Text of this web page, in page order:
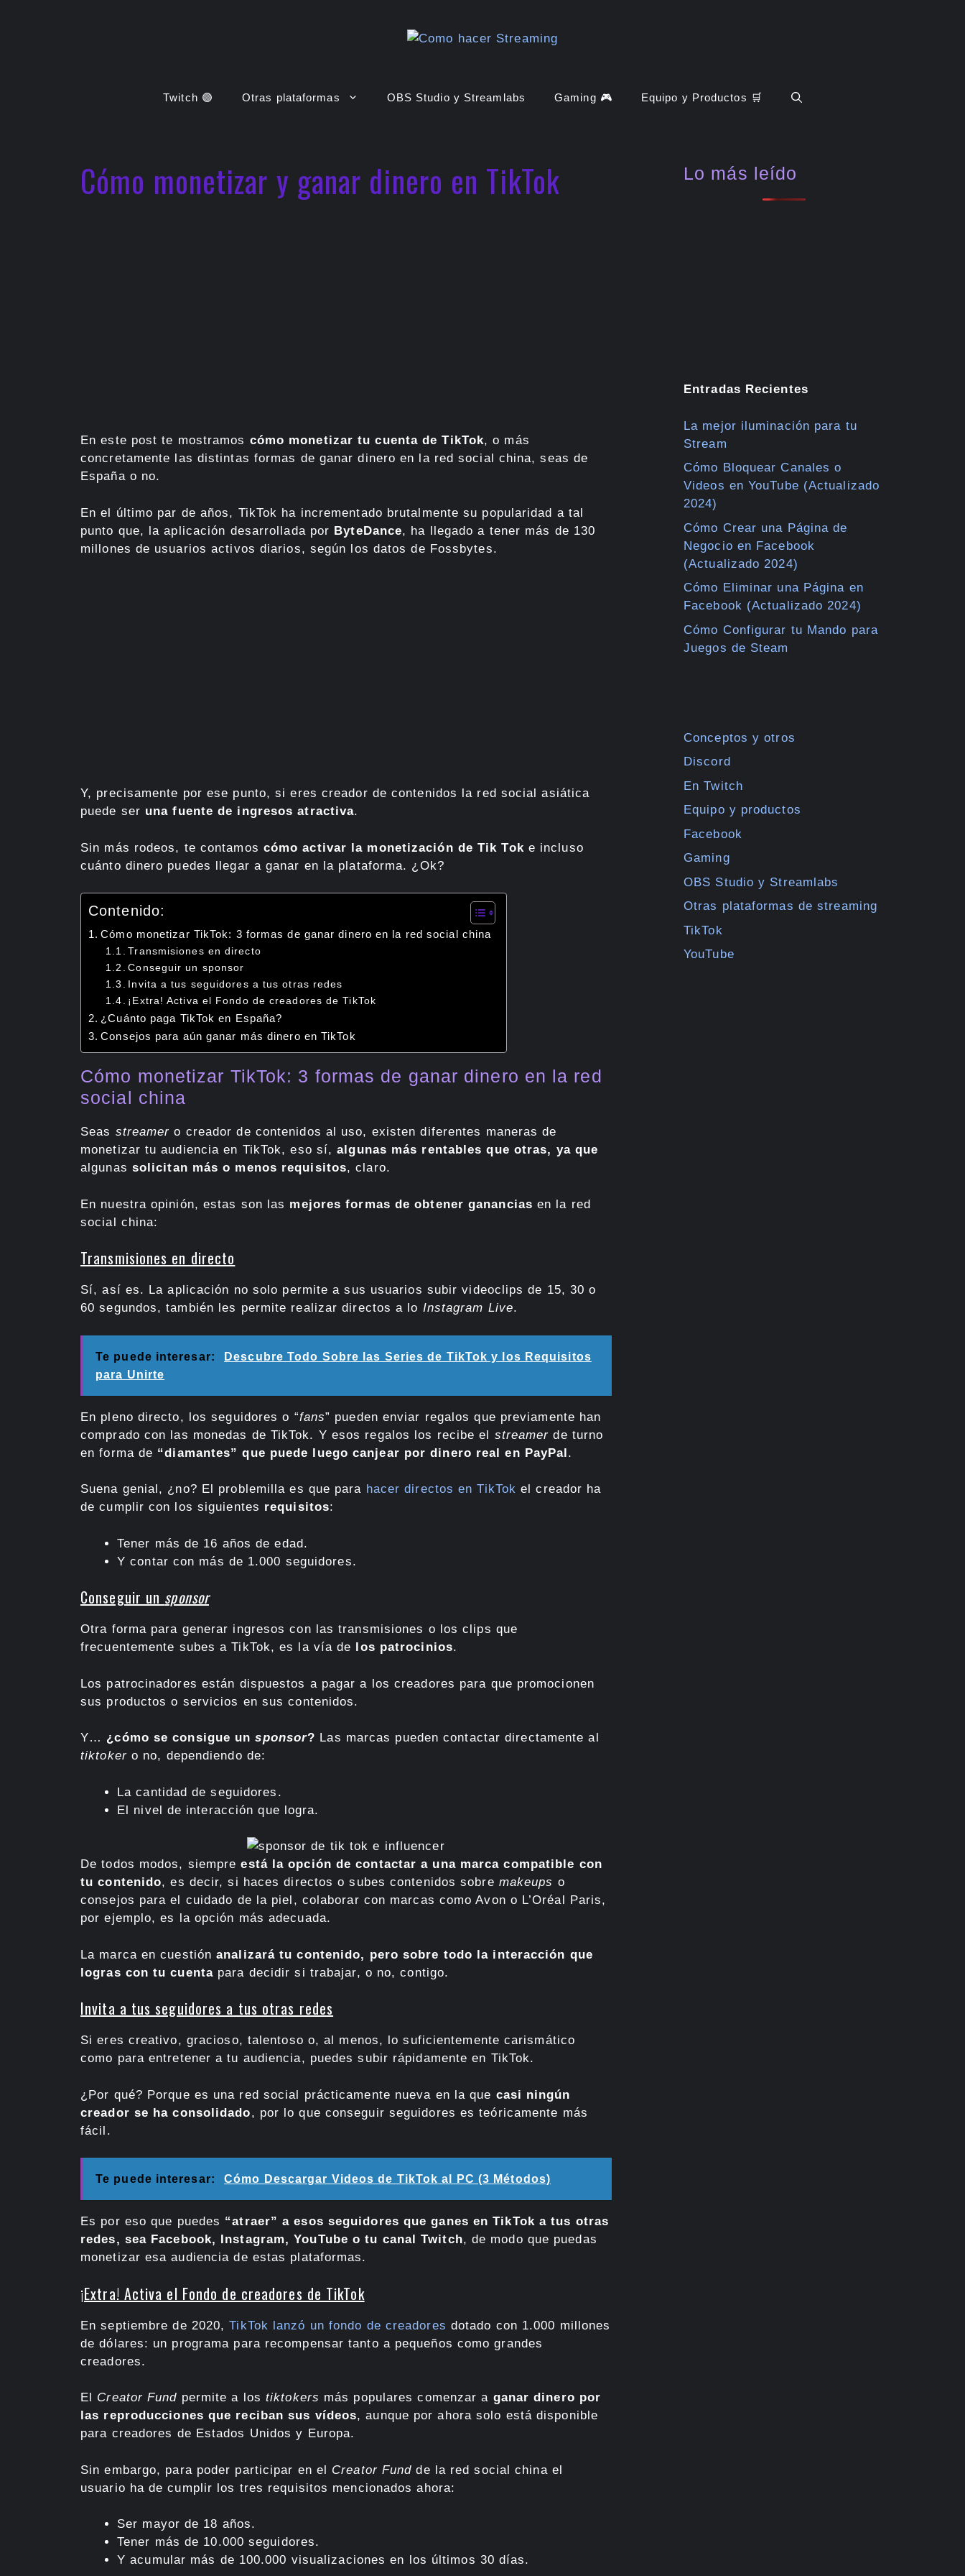
Twitch 🟣 Otras plataformas OBS Studio y Streamlabs Gaming 🎮 Equipo y Productos 🛒
Cómo monetizar y ganar dinero en TikTok
En este post te mostramos cómo monetizar tu cuenta de TikTok, o más
concretamente las distintas formas de ganar dinero en la red social china, seas de
España o no.
En el último par de años, TikTok ha incrementado brutalmente su popularidad a tal
punto que, la aplicación desarrollada por ByteDance, ha llegado a tener más de 130
millones de usuarios activos diarios, según los datos de Fossbytes.
Y, precisamente por ese punto, si eres creador de contenidos la red social asiática
puede ser una fuente de ingresos atractiva.
Sin más rodeos, te contamos cómo activar la monetización de Tik Tok e incluso
cuánto dinero puedes llegar a ganar en la plataforma. ¿Ok?
Contenido:
Cómo monetizar TikTok: 3 formas de ganar dinero en la red social china
Transmisiones en directo
Conseguir un sponsor
Invita a tus seguidores a tus otras redes
¡Extra! Activa el Fondo de creadores de TikTok
¿Cuánto paga TikTok en España?
Consejos para aún ganar más dinero en TikTok
Cómo monetizar TikTok: 3 formas de ganar dinero en la red
social china
Seas streamer o creador de contenidos al uso, existen diferentes maneras de
monetizar tu audiencia en TikTok, eso sí,algunas más rentables que otras, ya que
algunas solicitan más o menos requisitos, claro.
En nuestra opinión, estas son las mejores formas de obtener ganancias en la red
social china:
Transmisiones en directo
Sí, así es. La aplicación no solo permite a sus usuarios subir videoclips de 15, 30 o
60 segundos, también les permite realizar directos a lo Instagram Live.
Te puede interesar:
Descubre Todo Sobre las Series de TikTok y los Requisitos
para Unirte
En pleno directo, los seguidores o “fans” pueden enviar regalos que previamente han
comprado con las monedas de TikTok. Y esos regalos los recibe el streamer de turno
en forma de “diamantes” que puede luego canjear por dinero real en PayPal.
Suena genial, ¿no? El problemilla es que para hacer directos en TikTok el creador ha
de cumplir con los siguientes requisitos:
Tener más de 16 años de edad.
Y contar con más de 1.000 seguidores.
Conseguir un sponsor
Otra forma para generar ingresos con las transmisiones o los clips que
frecuentemente subes a TikTok, es la vía de los patrocinios.
Los patrocinadores están dispuestos a pagar a los creadores para que promocionen
sus productos o servicios en sus contenidos.
Y… ¿cómo se consigue unsponsor? Las marcas pueden contactar directamente al
tiktokero no, dependiendo de:
La cantidad de seguidores.
El nivel de interacción que logra.
De todos modos, siempreestá la opción de contactar a una marca compatible con
tu contenido, es decir, si haces directos o subes contenidos sobre makeups o
consejos para el cuidado de la piel, colaborar con marcas como Avon o L’Oréal Paris,
por ejemplo, es la opción más adecuada.
La marca en cuestiónanalizará tu contenido, pero sobre todo la interacción que
logras con tu cuenta para decidir si trabajar, o no, contigo.
Invita a tus seguidores a tus otras redes
Si eres creativo, gracioso, talentoso o, al menos, lo suficientemente carismático
como para entretener a tu audiencia, puedes subir rápidamente en TikTok.
¿Por qué? Porque es una red social prácticamente nueva en la que casi ningún
creador se ha consolidado, por lo que conseguir seguidores es teóricamente más
fácil.
Te puede interesar: Cómo Descargar Videos de TikTok al PC (3 Métodos)
Es por eso que puedes “atraer” a esos seguidores que ganes en TikTok a tus otras
redes, sea Facebook, Instagram, YouTube o tu canal Twitch, de modo que puedas
monetizar esa audiencia de estas plataformas.
¡Extra! Activa el Fondo de creadores de TikTok
En septiembre de 2020,TikTok lanzó un fondo de creadores dotado con 1.000 millones
de dólares: un programa para recompensar tanto a pequeños como grandes
creadores.
El Creator Fund permite a lostiktokers más populares comenzar a ganar dinero por
las reproducciones que reciban sus vídeos, aunque por ahora solo está disponible
para creadores de Estados Unidos y Europa.
Sin embargo, para poder participar en el Creator Fund de la red social china el
usuario ha de cumplir los tres requisitos mencionados ahora:
Ser mayor de 18 años.
Tener más de 10.000 seguidores.
Y acumular más de 100.000 visualizaciones en los últimos 30 días.
Lo más leído
Entradas Recientes
La mejor iluminación para tu
Stream
Cómo Bloquear Canales o
Videos en YouTube (Actualizado
2024)
Cómo Crear una Página de
Negocio en Facebook
(Actualizado 2024)
Cómo Eliminar una Página en
Facebook (Actualizado 2024)
Cómo Configurar tu Mando para
Juegos de Steam
Conceptos y otros
Discord
En Twitch
Equipo y productos
Facebook
Gaming
OBS Studio y Streamlabs
Otras plataformas de streaming
TikTok
YouTube